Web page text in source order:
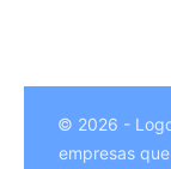
© 2026 -
empresas